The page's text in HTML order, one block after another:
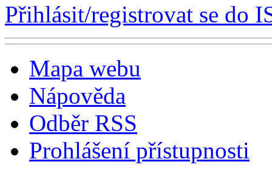
Přihlásit/registrovat se do
Mapa webu
Nápověda
Odběr RSS
Prohlášení přístupnosti